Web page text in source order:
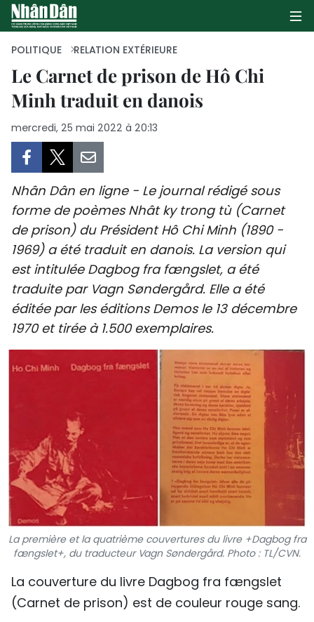
PAGE D'ACCUEIL
POLITIQUE
SOCIÉTÉ
CULTURE
TOURISME
ENVIRONNEMENT
SPORT
FRANCOPHONIE
PAYS NATAL
INTERNATIONAL
MÉGASTORIE
INFOGRAPHIE
PHOTO
À PROPOS DU "PEUPLE"
POLITIQUE RELATION EXTÉRIEURE
Le Carnet de prison de Hô Chi
Minh traduit en danois
mercredi, 25 mai 2022 à 20:13
Nhân Dân en ligne - Le journal rédigé sous
forme de poèmes Nhât ky trong tù (Carnet
de prison) du Président Hô Chi Minh (1890 -
1969) a été traduit en danois. La version qui
est intitulée Dagbog fra fængslet, a été
traduite par Vagn Søndergård. Elle a été
éditée par les éditions Demos le 13 décembre
1970 et tirée à 1.500 exemplaires.
La première et la quatrième couvertures du livre +Dagbog fra
fængslet+, du traducteur Vagn Søndergård. Photo : TL/CVN.
La couverture du livre Dagbog fra fængslet
(Carnet de prison) est de couleur rouge sang.